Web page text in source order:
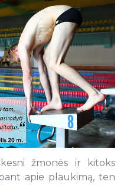
žmonės ir kitoks
apie plaukimą, ten